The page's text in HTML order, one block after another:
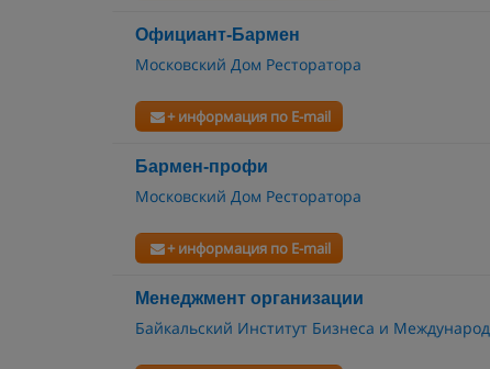
Официант-Бармен
Московский Дом Ресторатора
+ информация по E-mail
Бармен-профи
Московский Дом Ресторатора
+ информация по E-mail
Менеджмент организации
Байкальский Институт Бизнеса и